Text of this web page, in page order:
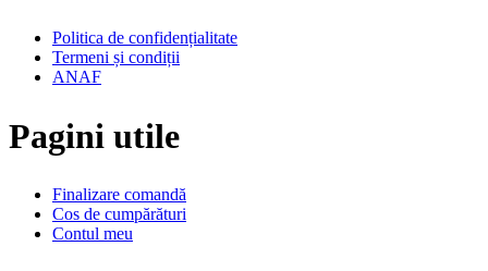
Politica de confidențialitate
Termeni și condiții
ANAF
Pagini utile
Finalizare comandă
Cos de cumpărături
Contul meu